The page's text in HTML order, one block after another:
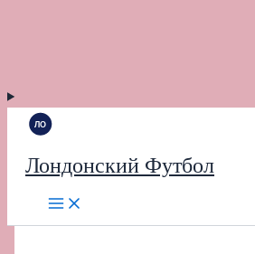
Лондонский Футбол